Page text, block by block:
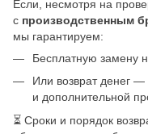
Если, несмотря на
с производственным
мы гарантируем:
Бесплатную замену
Или возврат денег —
и дополнительной
⏳ Сроки и порядок